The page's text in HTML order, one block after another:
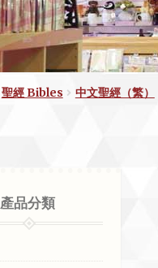
聖經 Bibles 中文聖經（繁）
產品分類